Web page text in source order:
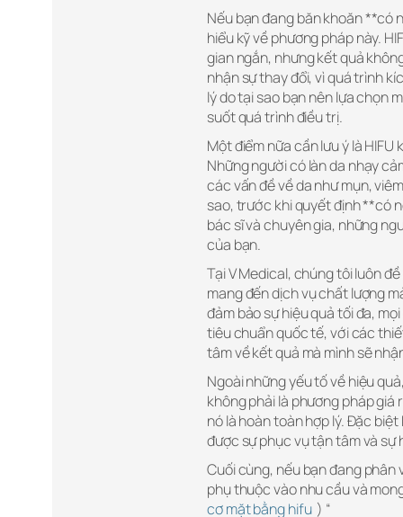
Nếu bạn đang băn khoăn **có
hiểu kỹ về phương pháp này.
gian ngắn, nhưng kết quả
nhận sự thay đổi, vì quá trình
lý do tại sao bạn nên lựa chọn
suốt quá trình điều trị.
Một điểm nữa cần lưu ý là
Những người có làn da nhạy
các vấn đề về da như mụn,
sao, trước khi quyết định **có
bác sĩ và chuyên gia, những
của bạn.
Tại V Medical, chúng tôi luôn
mang đến dịch vụ chất lượng
đảm bảo sự hiệu quả tối đa,
tiêu chuẩn quốc tế, với các
tâm về kết quả mà mình sẽ
Ngoài những yếu tố về hiệu
không phải là phương pháp giá
nó là hoàn toàn hợp lý. Đặc
được sự phục vụ tận tâm và
Cuối cùng, nếu bạn đang
phụ thuộc vào nhu cầu và
cơ mặt bằng hifu) “